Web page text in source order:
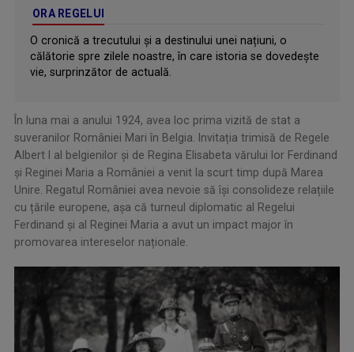
ORA REGELUI
O cronică a trecutului și a destinului unei națiuni, o
călătorie spre zilele noastre, în care istoria se dovedește
vie, surprinzător de actuală.
În luna mai a anului 1924, avea loc prima vizită de stat a
suveranilor României Mari în Belgia. Invitația trimisă de Regele
Albert I al belgienilor și de Regina Elisabeta vărului lor Ferdinand
și Reginei Maria a României a venit la scurt timp după Marea
Unire. Regatul României avea nevoie să își consolideze relațiile
cu țările europene, așa că turneul diplomatic al Regelui
Ferdinand și al Reginei Maria a avut un impact major în
promovarea intereselor naționale.